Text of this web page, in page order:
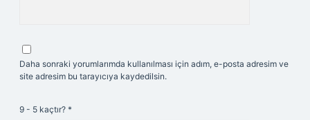
Daha sonraki yorumlarımda kullanılması için adım, e-posta adresim ve
site adresim bu tarayıcıya kaydedilsin.
9 - 5 kaçtır? *